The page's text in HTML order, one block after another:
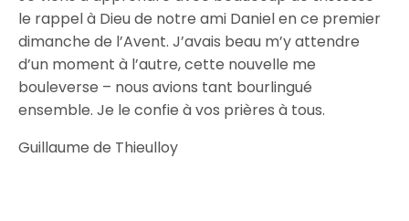
le rappel à Dieu de notre ami Daniel en ce premier
dimanche de l’Avent. J’avais beau m’y attendre
d’un moment à l’autre, cette nouvelle me
bouleverse – nous avions tant bourlingué
ensemble. Je le confie à vos prières à tous.
Guillaume de Thieulloy